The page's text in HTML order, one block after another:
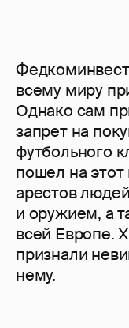
всему миру
Однако сам
запрет на
футбольного
пошел на
арестов
и оружием, а
всей Европе.
признали
нему.